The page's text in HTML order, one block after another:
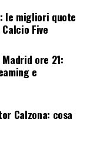
le migliori quote
Five
ore 21:
e
Calzona: cosa